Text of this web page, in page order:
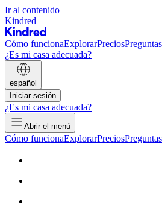
Ir al contenido
Kindred
Cómo funcionaExplorarPrecios
¿Es mi casa adecuada?
español
Iniciar sesión
¿Es mi casa adecuada?
Abrir el menú
Cómo funcionaExplorarPrecios